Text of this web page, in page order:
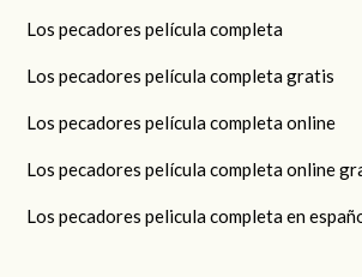
Los pecadores película completa
Los pecadores película completa gratis
Los pecadores película completa online
Los pecadores película completa online
Los pecadores pelicula completa en